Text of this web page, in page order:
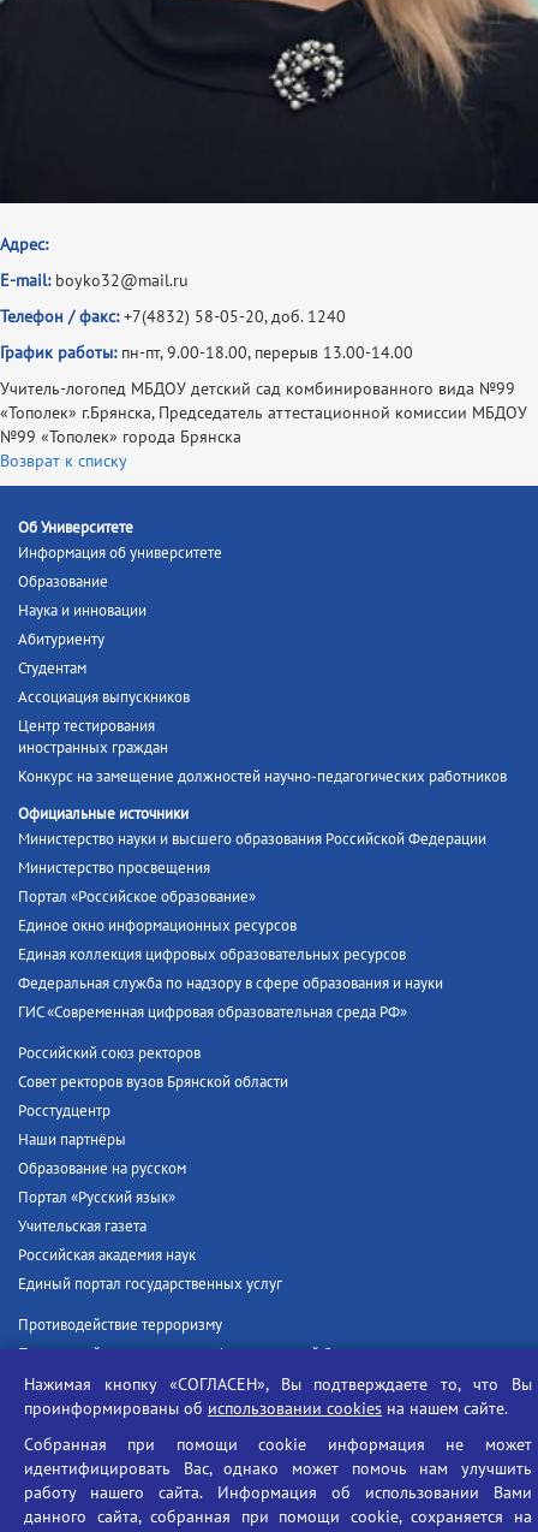
Адрес:
E-mail: boyko32@mail.ru
Телефон / факс: +7(4832) 58-05-20, доб. 1240
График работы: пн-пт, 9.00-18.00, перерыв 13.00-14.00
Учитель-логопед МБДОУ детский сад комбинированного вида №99
«Тополек» г.Брянска, Председатель аттестационной комиссии МБДОУ
№99 «Тополек» города Брянска
Возврат к списку
Об Университете
Информация об университете
Образование
Наука и инновации
Абитуриенту
Студентам
Ассоциация выпускников
Центр тестирования
иностранных граждан
Конкурс на замещение должностей научно-педагогических работников
Официальные источники
Министерство науки и высшего образования Российской Федерации
Министерство просвещения
Портал «Российское образование»
Единое окно информационных ресурсов
Единая коллекция цифровых образовательных ресурсов
Федеральная служба по надзору в сфере образования и науки
ГИС «Современная цифровая образовательная среда РФ»
Российский союз ректоров
Совет ректоров вузов Брянской области
Росстудцентр
Наши партнёры
Образование на русском
Портал «Русский язык»
Учительская газета
Российская академия наук
Единый портал государственных услуг
Противодействие терроризму
Противодействие угрозам информационной безопасности
Социальные ролики - Генеральная прокуратура РФ
Противодействие коррупции
БГУ против наркотиков
Брянский государственный университет
имени академика И.Г. Петровского
Нажимая кнопку «СОГЛАСЕН», Вы подтверждаете то, что Вы
проинформированы об использовании cookies на нашем сайте.
Собранная при помощи cookie информация не может
идентифицировать Вас, однако может помочь нам улучшить
работу нашего сайта. Информация об использовании Вами
данного сайта, собранная при помощи cookie, сохраняется на